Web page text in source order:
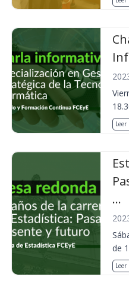
Leer
...
de
Leer